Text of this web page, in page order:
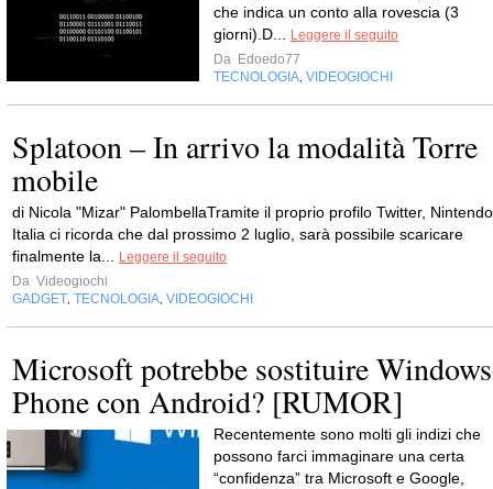
che indica un conto alla rovescia (3
giorni).D...
Leggere il seguito
Da Edoedo77
TECNOLOGIA VIDEOGIOCHI
Splatoon – In arrivo la modalità Torre
mobile
di Nicola "Mizar" PalombellaTramite il proprio profilo Twitter, Nintendo
Italia ci ricorda che dal prossimo 2 luglio, sarà possibile scaricare
finalmente la...
Leggere il seguito
Da Videogiochi
GADGET TECNOLOGIA VIDEOGIOCHI
Microsoft potrebbe sostituire Windows
Phone con Android? [RUMOR]
Recentemente sono molti gli indizi che
possono farci immaginare una certa
“confidenza” tra Microsoft e Google,